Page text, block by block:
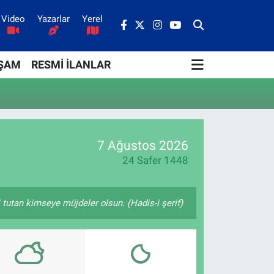
Video Yazarlar Yerel
RESMİ İLANLAR
7 Ağustos 2026
24 Safer 1448
tutan kimseye müjdeler olsun. (Hadis-i şerif)